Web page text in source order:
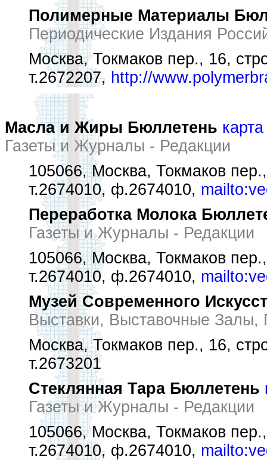
Полимерные Материалы
Периодические Издания
Москва, Токмаков пер., 16,
т.2672207, http://
Масла и Жиры Бюллетень карта
Газеты и Журналы - Редакции
105066, Москва, Токмаков
т.2674010, ф.2674010,
Переработка Молока
Газеты и Журналы - Редакции
105066, Москва, Токмаков
т.2674010, ф.2674010,
Музей Современного
Выставки, Выставочные Залы,
Москва, Токмаков пер., 16,
т.2673201
Стеклянная Тара Бюллетень
Газеты и Журналы - Редакции
105066, Москва, Токмаков
т.2674010, ф.2674010,